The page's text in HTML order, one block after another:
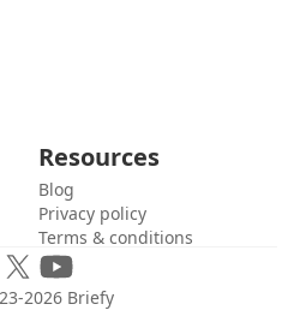
Resources
Blog
Privacy policy
Terms & conditions
2026 Briefy